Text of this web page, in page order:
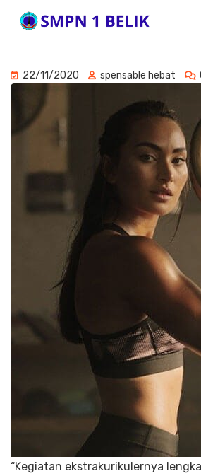
22/11/2020 spensable hebat
“Kegiatan ekstrakurikulernya